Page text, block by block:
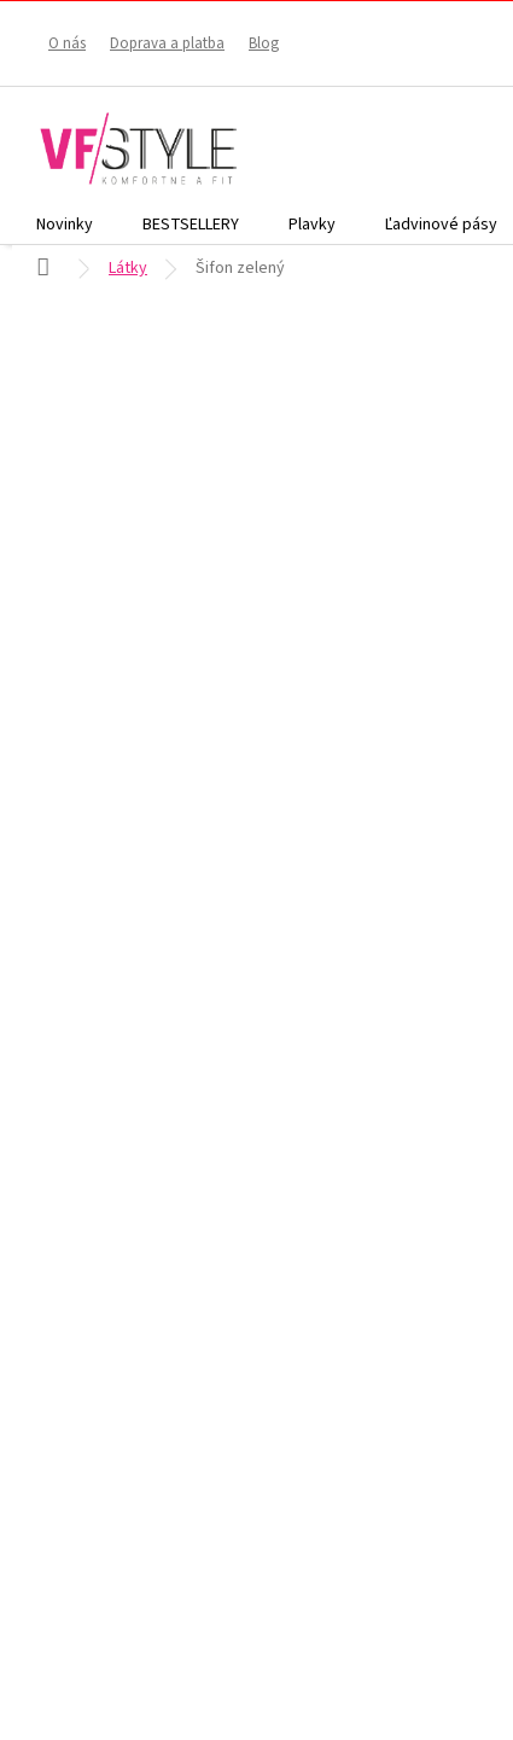
O nás Doprava a platba Blog
Novinky BESTSELLERY Plavky Ľadvinové pásy
DomovLátky Šifon zelený